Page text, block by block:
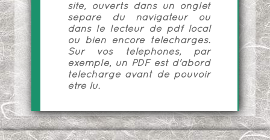
site, ouverts dans un onglet
séparé du navigateur ou
dans le lecteur de pdf local
ou bien encore téléchargés.
Sur vos téléphones, par
exemple, un PDF est d'abord
téléchargé avant de pouvoir
être lu.